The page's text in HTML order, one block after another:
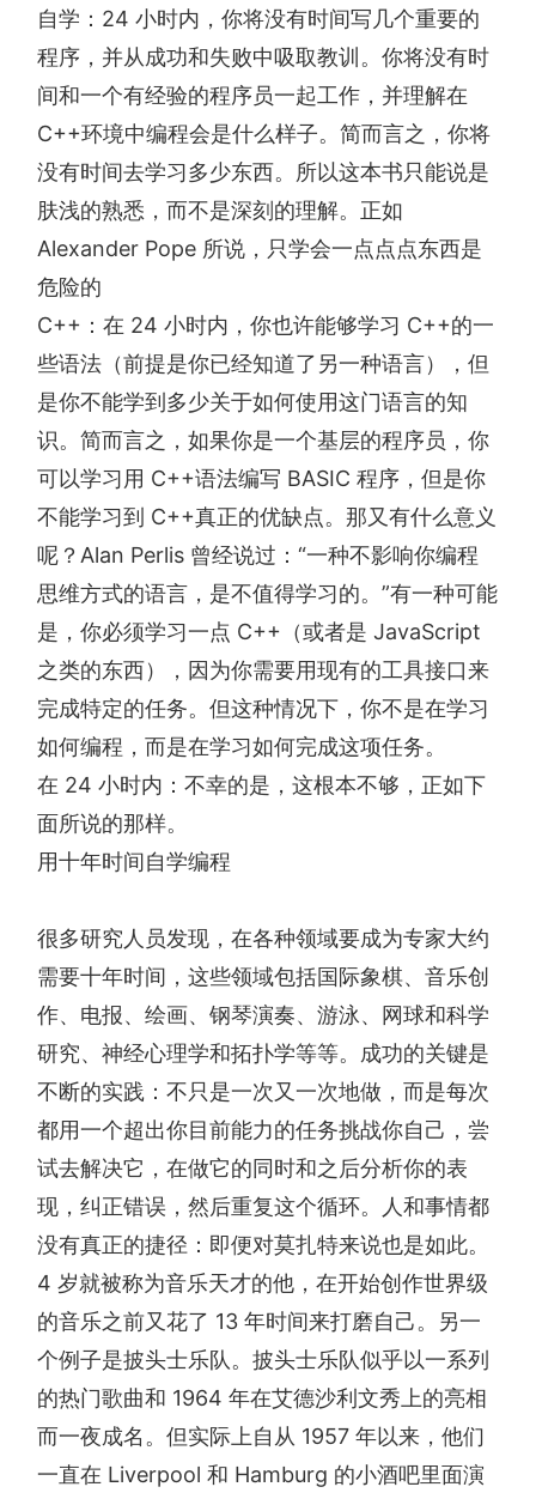
自学：24 小时内，你将没有时间写几个重要的
程序，并从成功和失败中吸取教训。你将没有时
间和一个有经验的程序员一起工作，并理解在
C++环境中编程会是什么样子。简而言之，你将
没有时间去学习多少东西。所以这本书只能说是
肤浅的熟悉，而不是深刻的理解。正如
Alexander Pope 所说，只学会一点点点东西是
危险的
C++：在 24 小时内，你也许能够学习 C++的一
些语法（前提是你已经知道了另一种语言），但
是你不能学到多少关于如何使用这门语言的知
识。简而言之，如果你是一个基层的程序员，你
可以学习用 C++语法编写 BASIC 程序，但是你
不能学习到 C++真正的优缺点。那又有什么意义
呢？Alan Perlis 曾经说过：“一种不影响你编程
思维方式的语言，是不值得学习的。”有一种可能
是，你必须学习一点 C++（或者是 JavaScript
之类的东西），因为你需要用现有的工具接口来
完成特定的任务。但这种情况下，你不是在学习
如何编程，而是在学习如何完成这项任务。
在 24 小时内：不幸的是，这根本不够，正如下
面所说的那样。
用十年时间自学编程
很多研究人员发现，在各种领域要成为专家大约
需要十年时间，这些领域包括国际象棋、音乐创
作、电报、绘画、钢琴演奏、游泳、网球和科学
研究、神经心理学和拓扑学等等。成功的关键是
不断的实践：不只是一次又一次地做，而是每次
都用一个超出你目前能力的任务挑战你自己，尝
试去解决它，在做它的同时和之后分析你的表
现，纠正错误，然后重复这个循环。人和事情都
没有真正的捷径：即便对莫扎特来说也是如此。
4 岁就被称为音乐天才的他，在开始创作世界级
的音乐之前又花了 13 年时间来打磨自己。另一
个例子是披头士乐队。披头士乐队似乎以一系列
的热门歌曲和 1964 年在艾德沙利文秀上的亮相
而一夜成名。但实际上自从 1957 年以来，他们
一直在 Liverpool 和 Hamburg 的小酒吧里面演